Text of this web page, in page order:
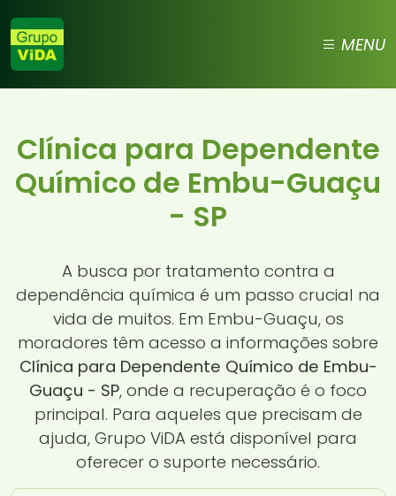
MENU
Clínica para Dependente
Químico de Embu-Guaçu
- SP
A busca por tratamento contra a
dependência química é um passo crucial na
vida de muitos. Em Embu-Guaçu, os
moradores têm acesso a informações sobre
Clínica para Dependente Químico de Embu-
Guaçu - SP, onde a recuperação é o foco
principal. Para aqueles que precisam de
ajuda, Grupo ViDA está disponível para
oferecer o suporte necessário.